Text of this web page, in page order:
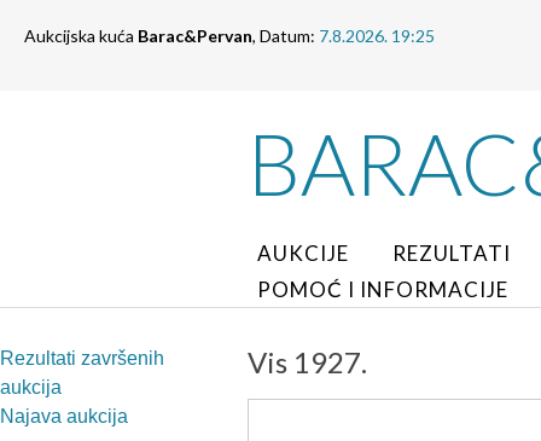
Aukcijska kuća Barac&Pervan, Datum: 7.8.2026. 19:25
AUKCIJE
REZULTATI
POMOĆ I INFORMACIJE
Rezultati završenih
aukcija
Najava aukcija
Vis 1927.